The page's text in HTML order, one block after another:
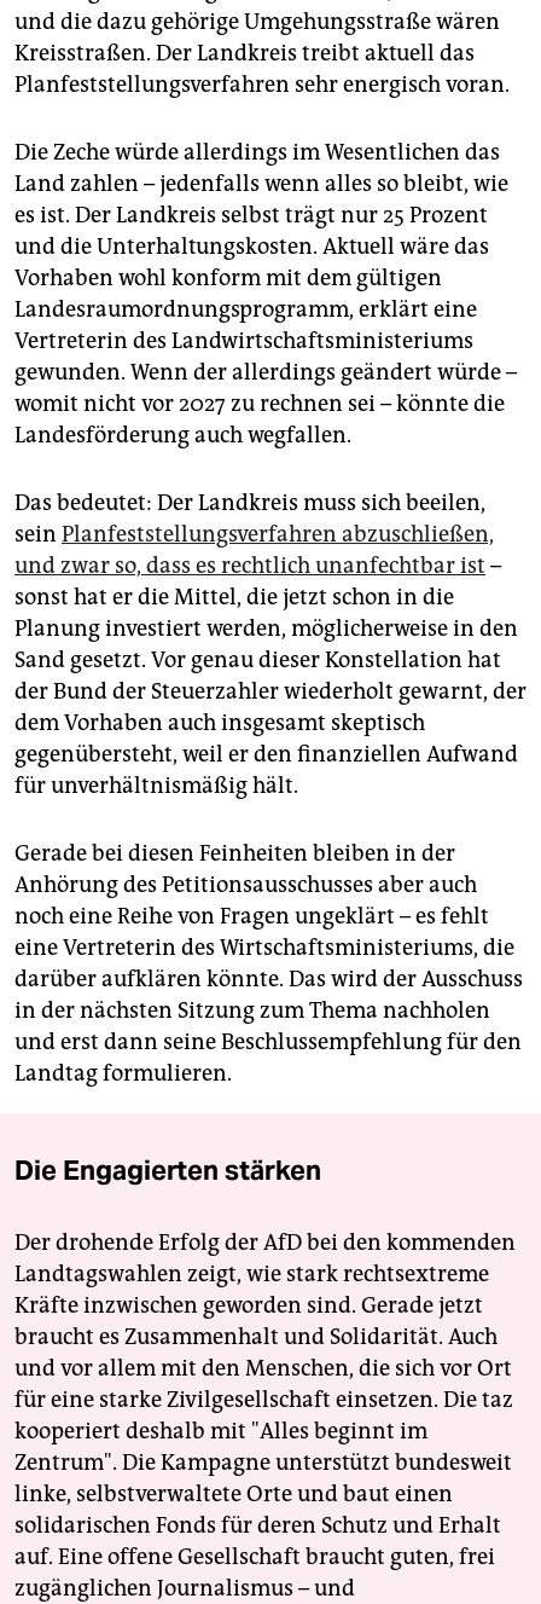
und die dazu gehörige Umgehungsstraße wären
Kreisstraßen. Der Landkreis treibt aktuell das
Planfeststellungsverfahren sehr energisch voran.
Die Zeche würde allerdings im Wesentlichen das
Land zahlen – jedenfalls wenn alles so bleibt, wie
es ist. Der Landkreis selbst trägt nur 25 Prozent
und die Unterhaltungskosten. Aktuell wäre das
Vorhaben wohl konform mit dem gültigen
Landesraumordnungsprogramm, erklärt eine
Vertreterin des Landwirtschaftsministeriums
gewunden. Wenn der allerdings geändert würde –
womit nicht vor 2027 zu rechnen sei – könnte die
Landesförderung auch wegfallen.
Das bedeutet: Der Landkreis muss sich beeilen,
sein Planfeststellungsverfahren abzuschließen,
und zwar so, dass es rechtlich unanfechtbar ist –
sonst hat er die Mittel, die jetzt schon in die
Planung investiert werden, möglicherweise in den
Sand gesetzt. Vor genau dieser Konstellation hat
der Bund der Steuerzahler wiederholt gewarnt, der
dem Vorhaben auch insgesamt skeptisch
gegenübersteht, weil er den finanziellen Aufwand
für unverhältnismäßig hält.
Gerade bei diesen Feinheiten bleiben in der
Anhörung des Petitionsausschusses aber auch
noch eine Reihe von Fragen ungeklärt – es fehlt
eine Vertreterin des Wirtschaftsministeriums, die
darüber aufklären könnte. Das wird der Ausschuss
in der nächsten Sitzung zum Thema nachholen
und erst dann seine Beschlussempfehlung für den
Landtag formulieren.
Die Engagierten stärken
Der drohende Erfolg der AfD bei den kommenden
Landtagswahlen zeigt, wie stark rechtsextreme
Kräfte inzwischen geworden sind. Gerade jetzt
braucht es Zusammenhalt und Solidarität. Auch
und vor allem mit den Menschen, die sich vor Ort
für eine starke Zivilgesellschaft einsetzen. Die taz
kooperiert deshalb mit "Alles beginnt im
Zentrum". Die Kampagne unterstützt bundesweit
linke, selbstverwaltete Orte und baut einen
solidarischen Fonds für deren Schutz und Erhalt
auf. Eine offene Gesellschaft braucht guten, frei
zugänglichen Journalismus – und